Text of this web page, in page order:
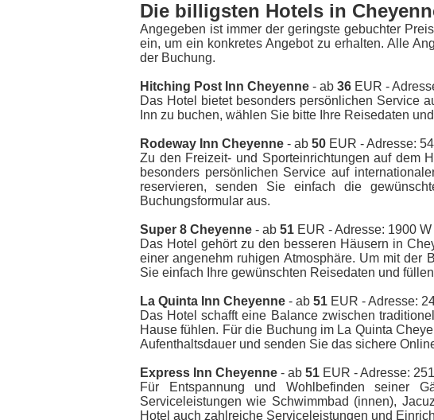
Die billigsten Hotels in
Angegeben ist immer der geringste gebuchter
ein, um ein konkretes Angebot zu erhalten. Alle
der Buchung.
Hitching Post Inn Cheyenne - ab 36 EUR -
Das Hotel bietet besonders persönlichen Service
Inn zu buchen, wählen Sie bitte Ihre Reisedaten
Rodeway Inn Cheyenne - ab 50 EUR - Adresse:
Zu den Freizeit- und Sporteinrichtungen auf dem
besonders persönlichen Service auf
reservieren, senden Sie einfach die
Buchungsformular aus.
Super 8 Cheyenne - ab 51 EUR - Adresse: 1900
Das Hotel gehört zu den besseren Häusern in
einer angenehm ruhigen Atmosphäre. Um mit der
Sie einfach Ihre gewünschten Reisedaten und
La Quinta Inn Cheyenne - ab 51 EUR - Adresse:
Das Hotel schafft eine Balance zwischen
Hause fühlen. Für die Buchung im La Quinta
Aufenthaltsdauer und senden Sie das sichere
Express Inn Cheyenne - ab 51 EUR - Adresse:
Für Entspannung und Wohlbefinden seiner
Serviceleistungen wie Schwimmbad (innen),
Hotel auch zahlreiche Serviceleistungen und